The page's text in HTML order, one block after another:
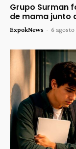
Grupo Surman
de mama junto
ExpokNews - 6